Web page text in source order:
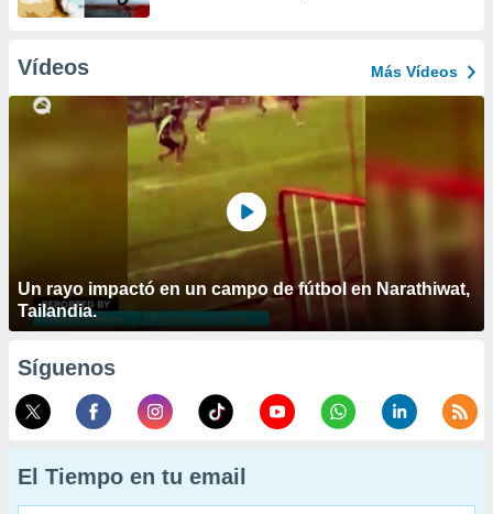
Vídeos Más Vídeos
Un rayo impactó en un campo de fútbol en Narathiwat,
Tailandia.
Síguenos
El Tiempo en tu email